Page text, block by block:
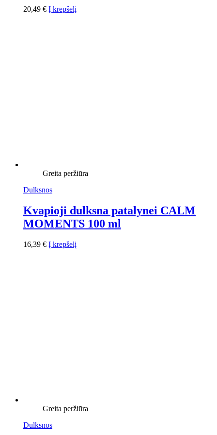
20,49 € Į krepšelį
Greita peržiūra
Dulksnos
Kvapioji dulksna patalynei CALM
MOMENTS 100 ml
16,39 € Į krepšelį
Greita peržiūra
Dulksnos